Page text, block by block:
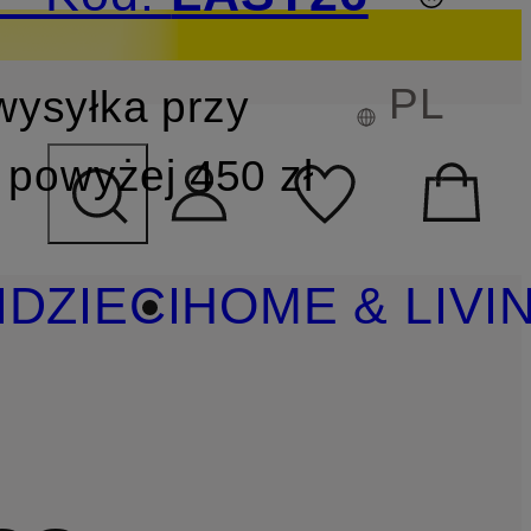
przy
450 zł
PL
DZIECIHOME &